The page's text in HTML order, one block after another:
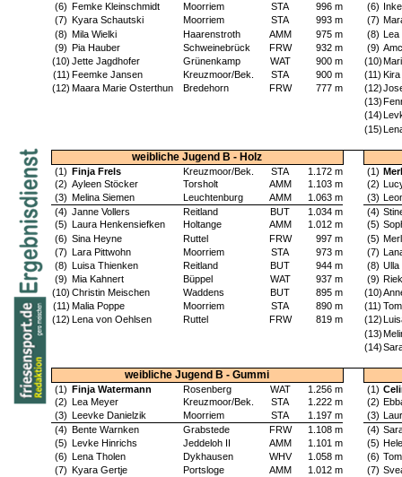
(6) Femke Kleinschmidt Moorriem STA 996 m (6)
(7) Kyara Schautski Moorriem STA 993 m (7)
(8) Mila Wielki Haarenstroth AMM 975 m (8) Lea
(9) Pia Hauber Schweinebrück FRW 932 m (9)
(10) Jette Jagdhofer Grünenkamp WAT 900 m (10)
(11) Feemke Jansen Kreuzmoor/Bek. STA 900 m (11) Kira
(12) Maara Marie Osterthun Bredehorn FRW 777 m (12)
(13)
(14)
(15)
weibliche Jugend B - Holz
(1) Finja Frels Kreuzmoor/Bek. STA 1.172 m (1)
(2) Ayleen Stöcker Torsholt AMM 1.103 m (2)
(3) Melina Siemen Leuchtenburg AMM 1.063 m (3)
(4) Janne Vollers Reitland BUT 1.034 m (4)
(5) Laura Henkensiefken Holtange AMM 1.012 m (5)
(6) Sina Heyne Ruttel FRW 997 m (5)
(7) Lara Pittwohn Moorriem STA 973 m (7)
(8) Luisa Thienken Reitland BUT 944 m (8) Ulla
(9) Mia Kahnert Büppel WAT 937 m (9)
(10) Christin Meischen Waddens BUT 895 m (10)
(11) Malia Poppe Moorriem STA 890 m (11)
(12) Lena von Oehlsen Ruttel FRW 819 m (12)
(13)
(14)
weibliche Jugend B - Gummi
(1) Finja Watermann Rosenberg WAT 1.256 m (1)
(2) Lea Meyer Kreuzmoor/Bek. STA 1.222 m (2)
(3) Leevke Danielzik Moorriem STA 1.197 m (3)
(4) Bente Warnken Grabstede FRW 1.108 m (4)
(5) Levke Hinrichs Jeddeloh II AMM 1.101 m (5)
(6) Lena Tholen Dykhausen WHV 1.058 m (6)
(7) Kyara Gertje Portsloge AMM 1.012 m (7)